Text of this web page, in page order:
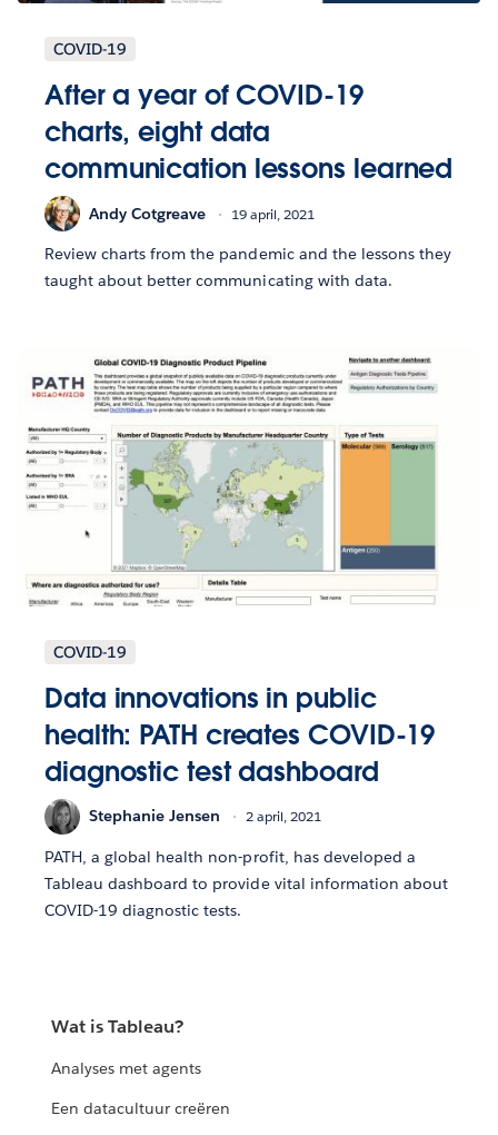
COVID-19
After a year of COVID-19
charts, eight data
communication lessons learned
Andy Cotgreave 19 april, 2021
Review charts from the pandemic and the lessons they
taught about better communicating with data.
COVID-19
Data innovations in public
health: PATH creates COVID-19
diagnostic test dashboard
Stephanie Jensen 2 april, 2021
PATH, a global health non-profit, has developed a
Tableau dashboard to provide vital information about
COVID-19 diagnostic tests.
Wat is Tableau?
Analyses met agents
Een datacultuur creëren